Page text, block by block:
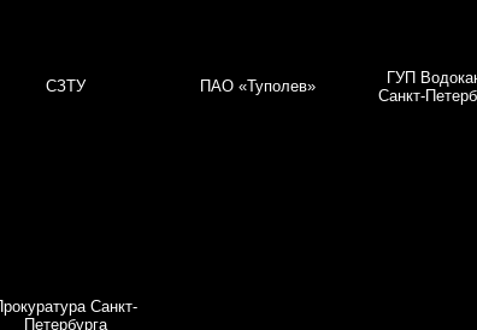
СЗТУ ПАО «Туполев»
ГУП
Санкт-
Санкт-
Петербурга